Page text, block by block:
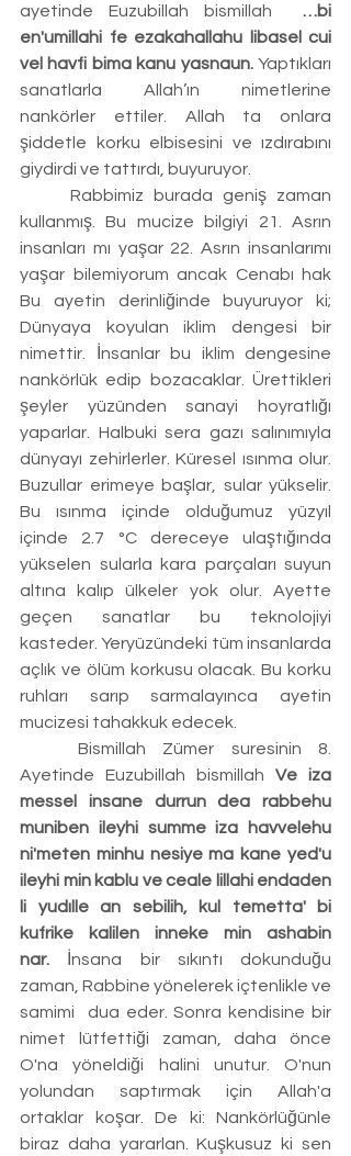
ayetinde Euzubillah bismillah
…bi
en'umillahi fe ezakahallahu libasel cui
vel havfi bima kanu yasnaun. Yaptıkları
sanatlarla Allah’ın nimetlerine
nankörler ettiler. Allah ta onlara
şiddetle korku elbisesini ve ızdırabını
giydirdi ve tattırdı, buyuruyor.
kullanmış. Bu mucize bilgiyi 21. Asrın
insanları mı yaşar 22. Asrın insanlarımı
yaşar bilemiyorum ancak Cenabı hak
Bu ayetin derinliğinde buyuruyor ki;
Dünyaya koyulan iklim dengesi bir
nimettir. İnsanlar bu iklim dengesine
nankörlük edip bozacaklar. Ürettikleri
şeyler yüzünden sanayi hoyratlığı
yaparlar. Halbuki sera gazı salınımıyla
dünyayı zehirlerler. Küresel ısınma olur.
Buzullar erimeye başlar, sular yükselir.
Bu ısınma içinde olduğumuz yüzyıl
içinde 2.7 °C dereceye ulaştığında
yükselen sularla kara parçaları suyun
altına kalıp ülkeler yok olur. Ayette
geçen sanatlar bu teknolojiyi
kasteder. Yeryüzündeki tüm insanlarda
açlık ve ölüm korkusu olacak. Bu korku
ruhları sarıp sarmalayınca ayetin
mucizesi tahakkuk edecek.
Ayetinde Euzubillah bismillah Ve iza
messel insane durrun dea rabbehu
muniben ileyhi summe iza havvelehu
ni'meten minhu nesiye ma kane yed'u
ileyhi min kablu ve ceale lillahi endaden
li yudılle an sebilih, kul temetta' bi
kufrike kalilen inneke min ashabin
nar. İnsana bir sıkıntı dokunduğu
zaman, Rabbine yönelerek içtenlikle ve
samimi  dua eder. Sonra kendisine bir
nimet lütfettiği zaman, daha önce
O'na yöneldiği halini unutur. O'nun
yolundan saptırmak için Allah'a
ortaklar koşar. De ki: Nankörlüğünle
biraz daha yararlan. Kuşkusuz ki sen